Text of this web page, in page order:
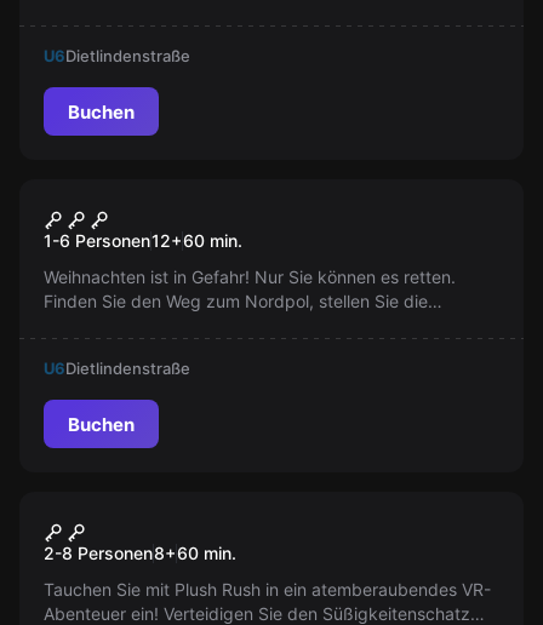
U6Dietlindenstraße
Buchen
Christmas VR
1-6 Personen12+60 min.
Weihnachten ist in Gefahr! Nur Sie können es retten.
Finden Sie den Weg zum Nordpol, stellen Sie die
U6Dietlindenstraße
Buchen
Plush Rush
2-8 Personen8+60 min.
Tauchen Sie mit Plush Rush in ein atemberaubendes VR-
Abenteuer ein! Verteidigen Sie den Süßigkeitenschatz